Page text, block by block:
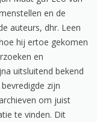
en de
auteurs, dhr. Leen
hij ertoe gekomen
en
uitsluitend bekend
zijn
om juist
te vinden. Dit